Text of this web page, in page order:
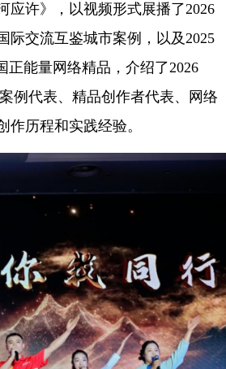
许》，以视频形式展播了2026
际交流互鉴城市案例，以及2025
正能量网络精品，介绍了2026
例代表、精品创作者代表、网络
历程和实践经验。